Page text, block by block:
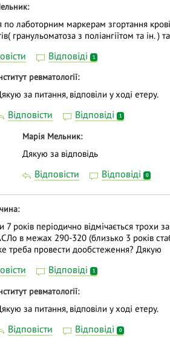
до діалогу, задавайте
дієвішим. Ми намагаємось
по лаботорним маркерам згортання
гранульоматоза з поліангіїтом та ін. )
Відповіді 1
ревматології
за питання, відповіли у ході етеру.
Відповісти Відповіді 1
Марія Мельник
Дякую за відповідь
Відповісти Відповіді 0
7 років періодично відмічається
в межах 290-320 (близько 3 років
треба провести дообстеження? Дякую
Відповіді 1
ревматології
за питання, відповіли у ході етеру.
Відповісти Відповіді 0